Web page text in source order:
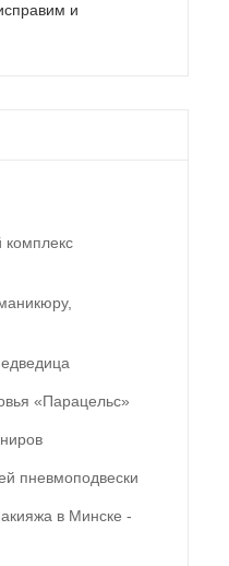
и
комплекс
«Парацельс»
пневмоподвески
в Минске -